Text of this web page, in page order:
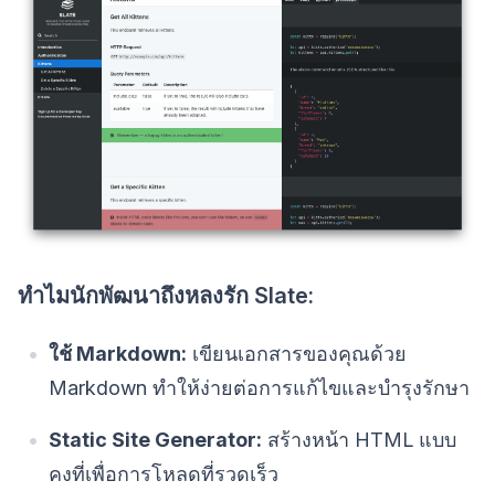
ทำไมนักพัฒนาถึงหลงรัก Slate:
ใช้ Markdown: เขียนเอกสารของคุณด้วย
Markdown ทำให้ง่ายต่อการแก้ไขและบำรุงรักษา
Static Site Generator: สร้างหน้า HTML แบบ
คงที่เพื่อการโหลดที่รวดเร็ว